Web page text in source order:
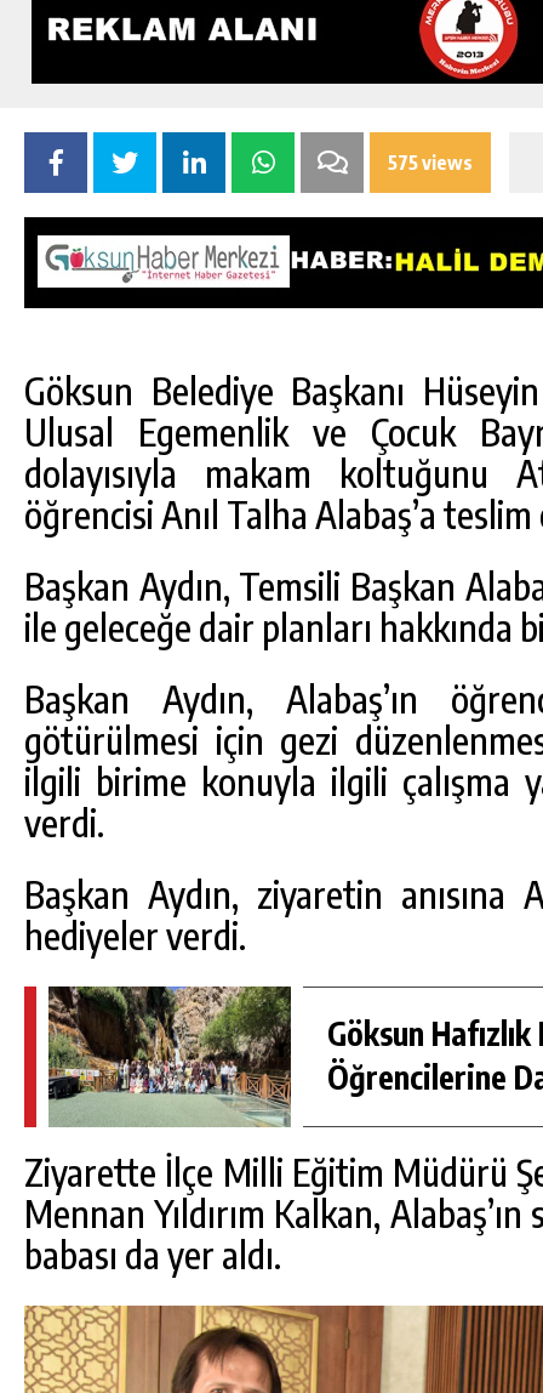
575 views
Göksun Belediye Başkanı
Ulusal Egemenlik ve Çocuk
dolayısıyla makam koltuğunu
öğrencisi Anıl Talha Alabaş’a
Başkan Aydın, Temsili Başkan
ile geleceğe dair planları hakkında
Başkan Aydın, Alabaş’ın
götürülmesi için gezi
ilgili birime konuyla ilgili çalışma
verdi.
Başkan Aydın, ziyaretin anısına
hediyeler verdi.
Göksun Hafızlık
Öğrencilerine
Ziyarette İlçe Milli Eğitim Müdürü
Mennan Yıldırım Kalkan,
babası da yer aldı.
GÜNLÜK HABER AKIŞI
GÖKSUN HAFIZLIK KIZ KUR’AN KURSU
ÖĞRENCILERINE DARENDE GEZISI.